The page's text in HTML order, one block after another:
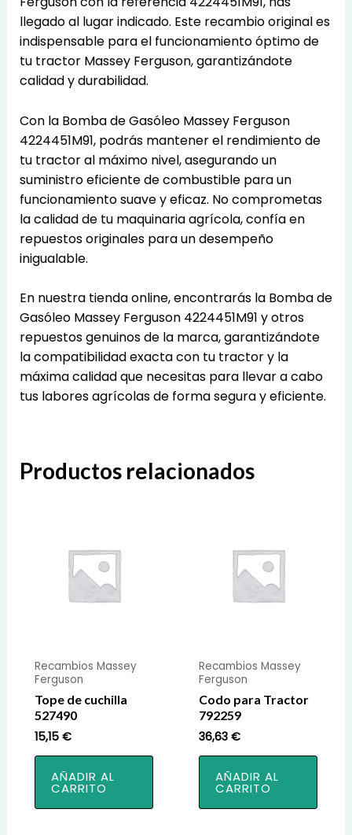
llegado al lugar indicado. Este recambio original es
indispensable para el funcionamiento óptimo de
tu tractor Massey Ferguson, garantizándote
calidad y durabilidad.
Con la Bomba de Gasóleo Massey Ferguson
4224451M91, podrás mantener el rendimiento de
tu tractor al máximo nivel, asegurando un
suministro eficiente de combustible para un
funcionamiento suave y eficaz. No comprometas
la calidad de tu maquinaria agrícola, confía en
repuestos originales para un desempeño
inigualable.
En nuestra tienda online, encontrarás la Bomba de
Gasóleo Massey Ferguson 4224451M91 y otros
repuestos genuinos de la marca, garantizándote
la compatibilidad exacta con tu tractor y la
máxima calidad que necesitas para llevar a cabo
tus labores agrícolas de forma segura y eficiente.
Productos relacionados
Recambios Massey
Ferguson
Tope de cuchilla
527490
15,15 €
AÑADIR AL
CARRITO
Recambios Massey
Ferguson
Codo para Tractor
792259
36,63€
AÑADIR AL
CARRITO